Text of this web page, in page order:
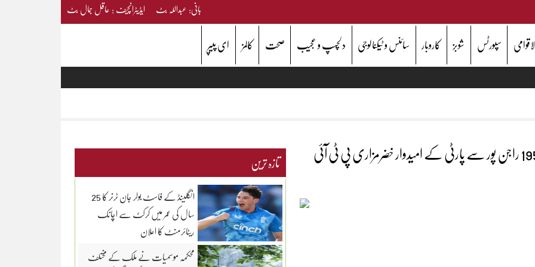
بانی: عبداللہ بٹ ایڈیٹرانچیف : عاقل جمال بٹ
سپورٹس شوبز کاروبار سائنس و ٹیکنالوجی دلچسپ و عجیب صحت کالمز ای پیپر
جنوبی پنجاب میں ن لیگ کو بڑا دھچکا،این اے 195 راجن پور سے پارٹی کے امیدوار خضرمزاری پی ٹی آئی تازہ ترین
انگلینڈ کے فاسٹ بولر جان ٹرنر کا 25
سال کی عمر میں کرکٹ سے اچانک
ریٹائرمنٹ کا اعلان
محکمہ موسمیات نے ملک کے مختلف